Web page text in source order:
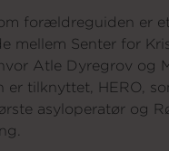
forældreguiden er et
mellem Senter for
hvor Atle Dyregrov og
er tilknyttet, HERO,
asyloperatør og